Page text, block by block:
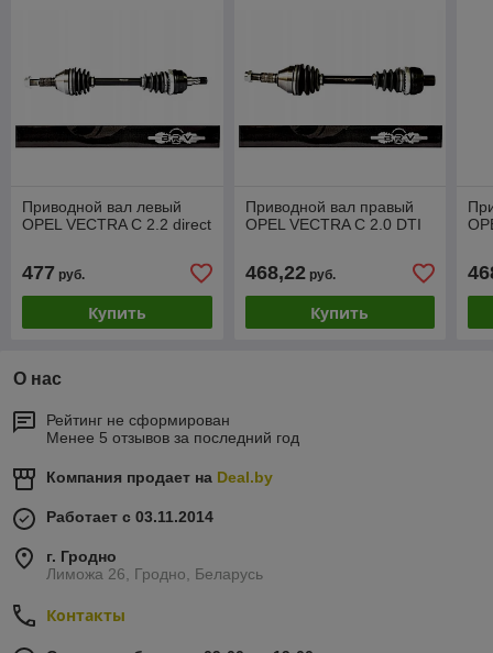
Приводной вал левый
OPEL VECTRA C 2.2 direct
477 руб.
Купить
Приводной вал правый
OPEL VECTRA C 2.0 DTI
468,22руб.
Купить
О нас
Рейтинг не сформирован
Менее 5 отзывов за последний год
Компания продает на Deal.by
Работает с 03.11.2014
г. Гродно
Лиможа 26, Гродно, Беларусь
Контакты